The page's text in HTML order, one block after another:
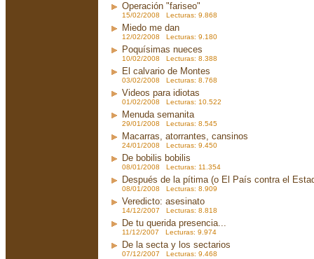
Operación "fariseo"
15/02/2008 Lecturas: 9.868
Miedo me dan
12/02/2008 Lecturas: 9.180
Poquísimas nueces
10/02/2008 Lecturas: 8.388
El calvario de Montes
03/02/2008 Lecturas: 8.768
Videos para idiotas
01/02/2008 Lecturas: 10.522
Menuda semanita
29/01/2008 Lecturas: 8.545
Macarras, atorrantes, cansinos
24/01/2008 Lecturas: 9.450
De bobilis bobilis
08/01/2008 Lecturas: 11.354
Después de la pítima (o El País contra el
08/01/2008 Lecturas: 8.909
Veredicto: asesinato
14/12/2007 Lecturas: 8.818
De tu querida presencia...
11/12/2007 Lecturas: 9.974
De la secta y los sectarios
07/12/2007 Lecturas: 9.468